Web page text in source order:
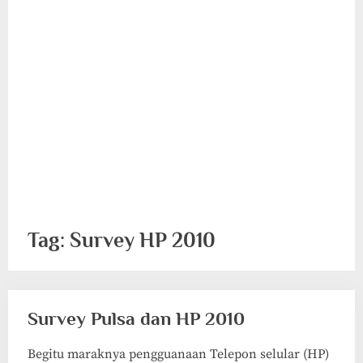
Tag: Survey HP 2010
Survey Pulsa dan HP 2010
Begitu maraknya pengguanaan Telepon selular (HP)